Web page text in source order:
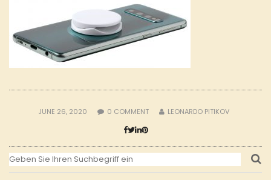
JUNE 26, 2020 0 COMMENT LEONARDO PITIKOV